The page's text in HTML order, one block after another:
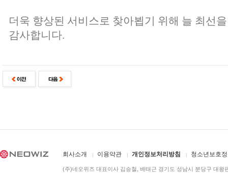
더욱 향상된 서비스로 찾아뵙기 위해 늘 최선
감사합니다.
회사소개 이용약관 개인정보처리방침 청소년보호
(주)네오위즈 대표이사 김승철, 배태근 경기도 성남시 분당구 대왕